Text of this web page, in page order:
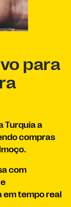
para
Turquia a
compras
com
tempo real